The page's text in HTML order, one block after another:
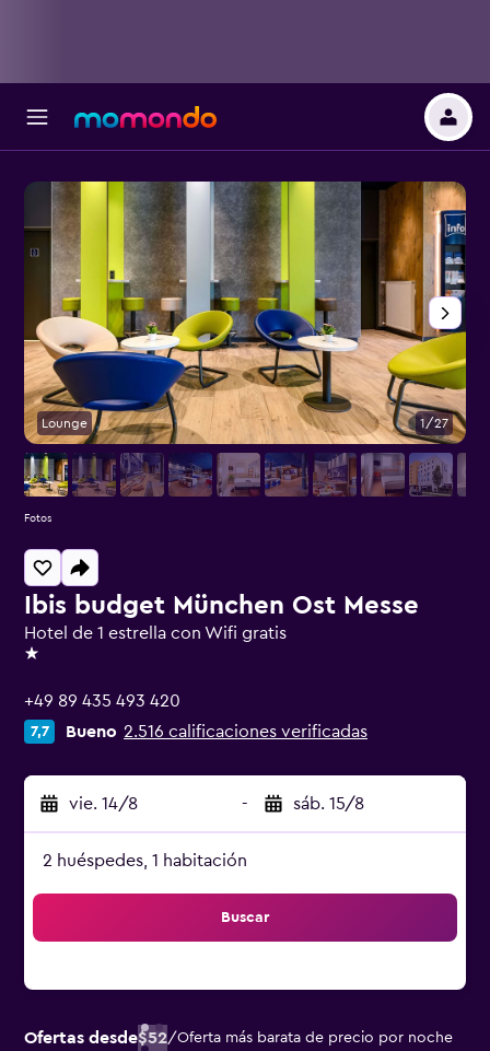
Ibis budget München Ost Messe
Hotel de 1 estrella con Wifi gratis
1 estrella
+49 89 435 493 420
7,7 Bueno 2.516 calificaciones verificadas
vie. 14/8 - sáb. 15/8
2 huéspedes, 1 habitación
Buscar
Ofertas desde$52/Oferta más barata de precio por noche
Lounge 1/27
Fotos